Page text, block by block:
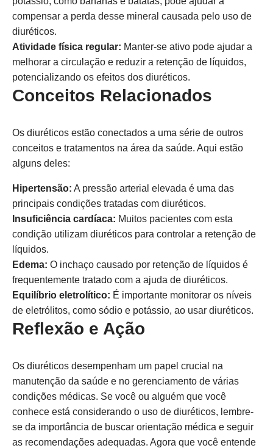
compensar a perda desse mineral causada pelo uso de
diuréticos.
Atividade física regular: Manter-se ativo pode ajudar a
melhorar a circulação e reduzir a retenção de líquidos,
potencializando os efeitos dos diuréticos.
Conceitos Relacionados
Os diuréticos estão conectados a uma série de outros
conceitos e tratamentos na área da saúde. Aqui estão
alguns deles:
Hipertensão: A pressão arterial elevada é uma das
principais condições tratadas com diuréticos.
Insuficiência cardíaca: Muitos pacientes com esta
condição utilizam diuréticos para controlar a retenção de
líquidos.
Edema: O inchaço causado por retenção de líquidos é
frequentemente tratado com a ajuda de diuréticos.
Equilíbrio eletrolítico: É importante monitorar os níveis
de eletrólitos, como sódio e potássio, ao usar diuréticos.
Reflexão e Ação
Os diuréticos desempenham um papel crucial na
manutenção da saúde e no gerenciamento de várias
condições médicas. Se você ou alguém que você
conhece está considerando o uso de diuréticos, lembre-
se da importância de buscar orientação médica e seguir
as recomendações adequadas. Agora que você entende